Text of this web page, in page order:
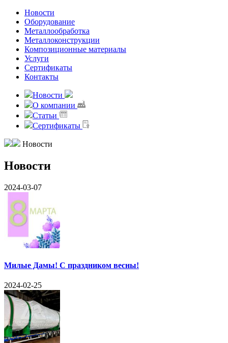
Новости
Оборудование
Металлообработка
Металлоконструкции
Композиционные материалы
Услуги
Сертификаты
Контакты
Новости
О компании
Статьи
Сертификаты
Новости
Новости
2024-03-07
Милые Дамы! С праздником весны!
2024-02-25